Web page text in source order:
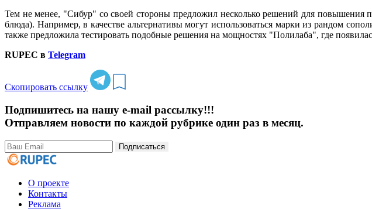
Тем не менее, "Сибур" со своей стороны предложил несколько решений для повышения
блюда). Например, в качестве альтернативы могут использоваться марки из рандом
также предложила тестировать подобные решения на мощностях "Полилаба", где
RUPEC в Telegram
Скопировать ссылку
Подпишитесь на нашу e-mail рассылку!!!
Отправляем новости по каждой рубрике один раз в месяц.
Подписаться
О проекте
Контакты
Реклама